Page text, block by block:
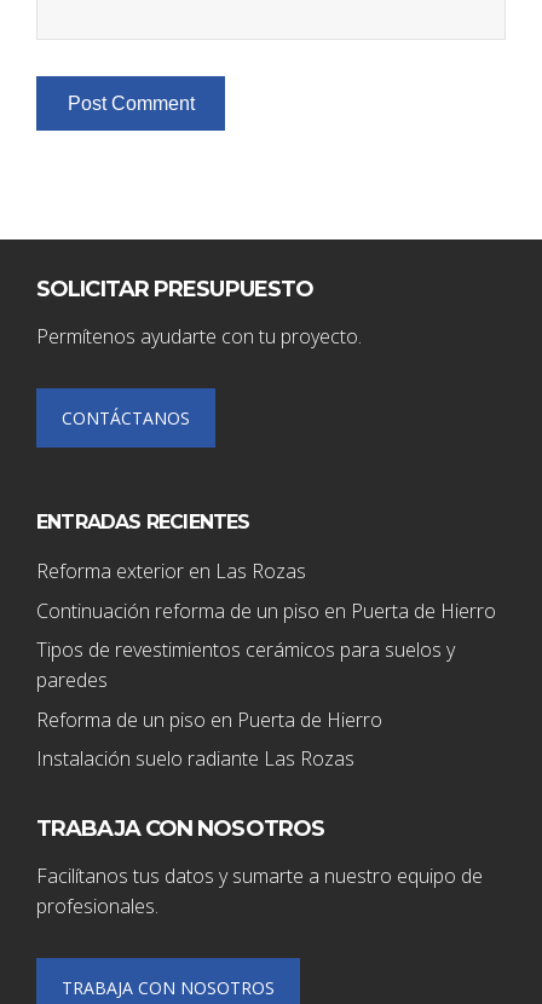
SOLICITAR PRESUPUESTO
Permítenos ayudarte con tu proyecto.
CONTÁCTANOS
ENTRADAS RECIENTES
Reforma exterior en Las Rozas
Continuación reforma de un piso en Puerta de Hierro
Tipos de revestimientos cerámicos para suelos y
paredes
Reforma de un piso en Puerta de Hierro
Instalación suelo radiante Las Rozas
TRABAJA CON NOSOTROS
Facilítanos tus datos y sumarte a nuestro equipo de
profesionales.
TRABAJA CON NOSOTROS